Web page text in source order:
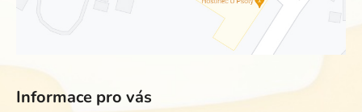
Informace pro vás